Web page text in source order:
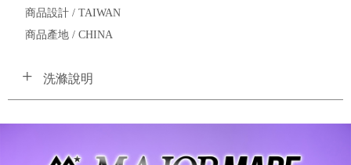
商品設計 / TAIWAN
商品產地 / CHINA
洗滌說明